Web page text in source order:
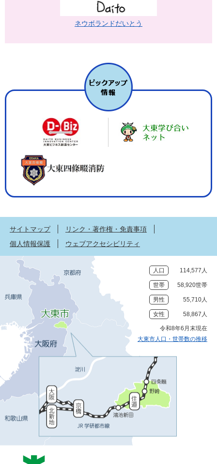
ネウボランドだいとう
サイトマップ
リンク・著作権・免責事項
個人情報保護
ウェブアクセシビリティ
人口 114,577人
世帯 58,920世帯
男性 55,710人
女性 58,867人
令和8年6月末現在
大東市人口・世帯数の推移